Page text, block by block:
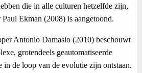
die in alle culturen hetzelfde zijn,
Ekman (2008) is aangetoond.
Antonio Damasio (2010) beschouwt
grotendeels geautomatiseerde
in de loop van de evolutie zijn ontstaan.